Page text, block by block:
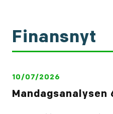
Finansnyt
10/07/2026
Mandagsanalysen